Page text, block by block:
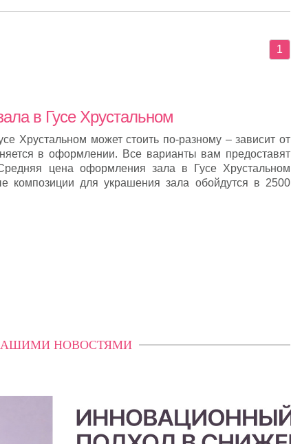
1
в Гусе Хрустальном
Хрустальном может стоить по-разному – зависит от
в оформлении. Все варианты вам предоставят
цена оформления зала в Гусе Хрустальном
композиции для украшения зала обойдутся в 2500
НОВОСТЯМИ